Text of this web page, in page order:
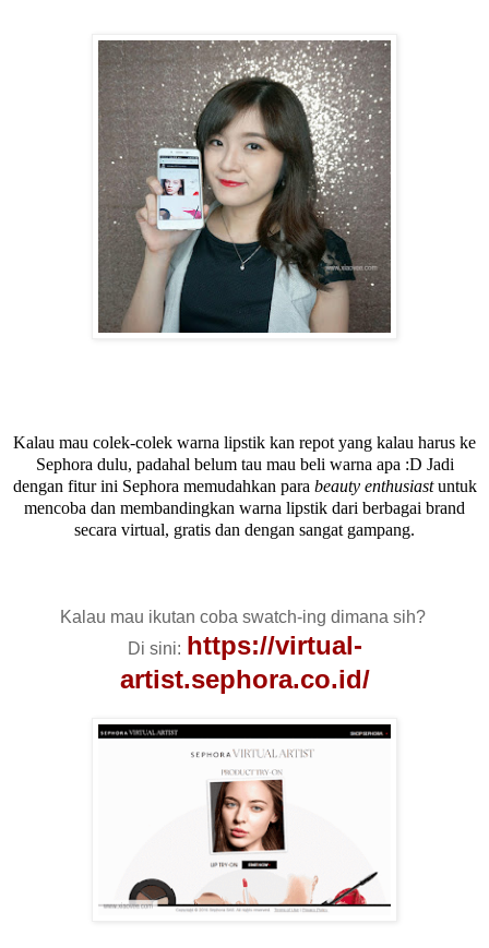
Kalau mau colek-colek warna lipstik kan repot yang kalau harus ke
Sephora dulu, padahal belum tau mau beli warna apa :D Jadi
dengan fitur ini Sephora memudahkan para beauty enthusiastuntuk
mencoba dan membandingkan warna lipstik dari berbagai brand
secara virtual, gratis dan dengan sangat gampang.
Kalau mau ikutan coba swatch-ing dimana sih?
Di sini: https://virtual-
artist.sephora.co.id/